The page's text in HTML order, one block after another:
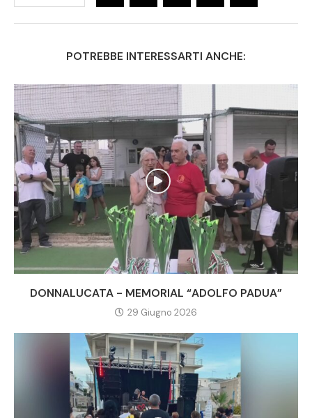
POTREBBE INTERESSARTI ANCHE:
DONNALUCATA - MEMORIAL “ADOLFO PADUA”
29 Giugno 2026